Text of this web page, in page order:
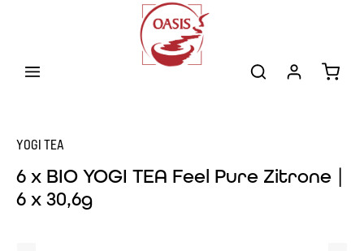
YOGI TEA
6 x BIO YOGI TEA Feel Pure Zitrone |
6 x 30,6g